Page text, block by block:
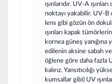
ışınlarıdır. UV-A
noktayı yakabilir. UV-B
lens gibi gözün ön
ışınları kapak
kornea güneş yanığına
edilenin aksine sabah
öğlene göre daha fazla
kalırız. Yansıtıcılığı
kumsallar gibi) UV